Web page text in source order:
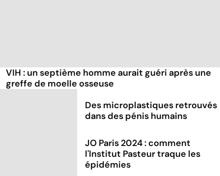
VIH : un septième homme aurait guéri après une
greffe de moelle osseuse
Des microplastiques retrouvés
dans des pénis humains
JO Paris 2024 : comment
l'Institut Pasteur traque les
épidémies